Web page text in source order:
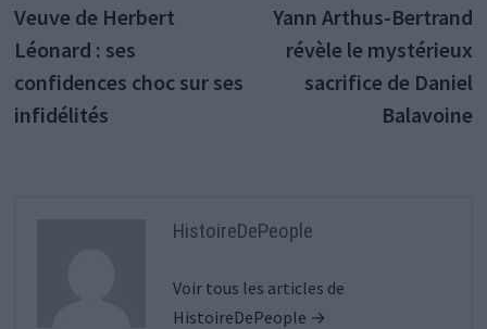
de
l’article
précédente :
Veuve de Herbert
Léonard : ses
confidences choc sur ses
infidélités
Yann Arthus-Bertrand
révèle le mystérieux
sacrifice de Daniel
Balavoine
HistoireDePeople
Voir tous les articles de
HistoireDePeople →